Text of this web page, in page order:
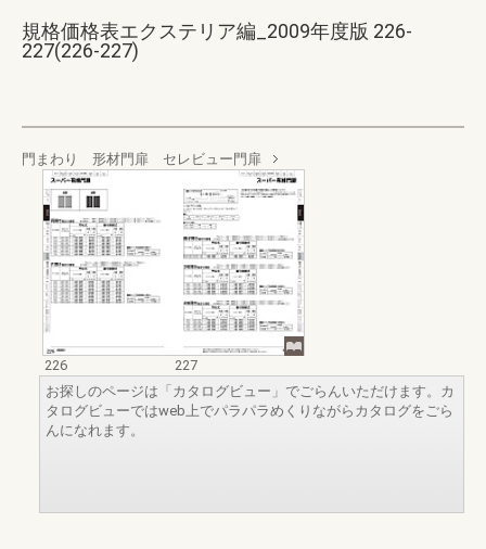
規格価格表エクステリア編_2009年度版 226-
227(226-227)
門まわり 形材門扉 セレビュー門扉
226
227
お探しのページは「カタログビュー」でごらんいただけます。カ
タログビューではweb上でパラパラめくりながらカタログをごら
んになれます。